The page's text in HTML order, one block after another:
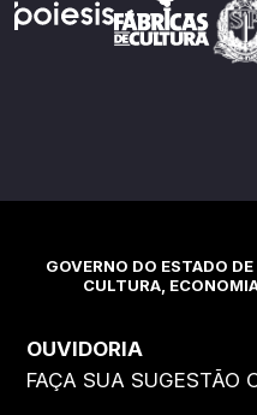
GOVERNO DO ESTADO
CULTURA,
OUVIDORIA
FAÇA SUA SUGESTÃO